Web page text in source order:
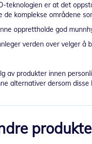
teknologien er at det
de komplekse områdene
opprettholde god
verden over velger å
av produkter innen
alternativer dersom